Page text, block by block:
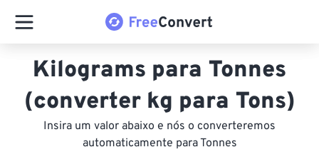
Kilograms para Tonnes
(converter kg para Tons)
Insira um valor abaixo e nós o converteremos
automaticamente para Tonnes